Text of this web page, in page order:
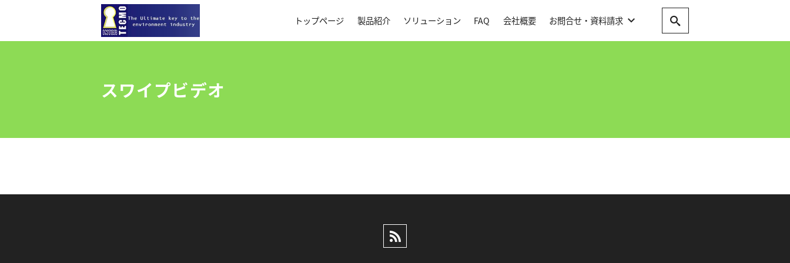
トップページ 製品紹介 ソリューション FAQ 会社概要 お問合せ・資料請求
スワイプビデオ